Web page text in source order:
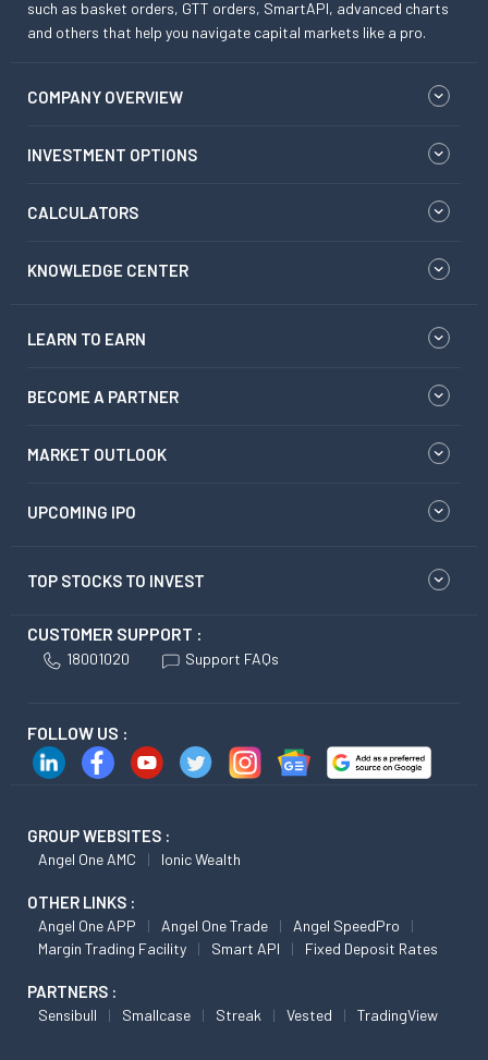
such as basket orders, GTT orders, SmartAPI, advanced charts
and others that help you navigate capital markets like a pro.
COMPANY OVERVIEW
INVESTMENT OPTIONS
CALCULATORS
KNOWLEDGE CENTER
LEARN TO EARN
BECOME A PARTNER
MARKET OUTLOOK
UPCOMING IPO
TOP STOCKS TO INVEST
CUSTOMER SUPPORT :
18001020 Support FAQs
FOLLOW US :
GROUP WEBSITES :
Angel One AMC Ionic Wealth
OTHER LINKS :
Angel One APP Angel One Trade
Angel SpeedPro
Margin Trading Facility
Smart API Fixed Deposit Rates
PARTNERS :
Sensibull Smallcase Streak Vested TradingView